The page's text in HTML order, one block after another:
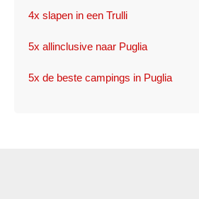
4x slapen in een Trulli
5x allinclusive naar Puglia
5x de beste campings in Puglia